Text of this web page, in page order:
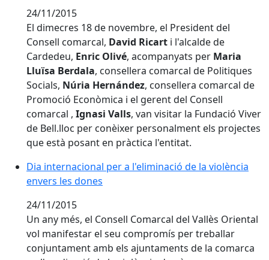
24/11/2015
El dimecres 18 de novembre, el President del
Consell comarcal, David Ricart i l'alcalde de
Cardedeu, Enric Olivé, acompanyats per Maria
Lluïsa Berdala, consellera comarcal de Politiques
Socials, Núria Hernández, consellera comarcal de
Promoció Econòmica i el gerent del Consell
comarcal , Ignasi Valls, van visitar la Fundació Viver
de Bell.lloc per conèixer personalment els projectes
que està posant en pràctica l'entitat.
Dia internacional per a l'eliminació de la violència
Dia internacional per a l'eliminació de la violència
envers les dones
24/11/2015
Un any més, el Consell Comarcal del Vallès Oriental
vol manifestar el seu compromís per treballar
conjuntament amb els ajuntaments de la comarca